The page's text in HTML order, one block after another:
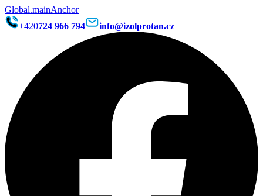
Global.mainAnchor
+420724 966 794 info@izolprotan.cz